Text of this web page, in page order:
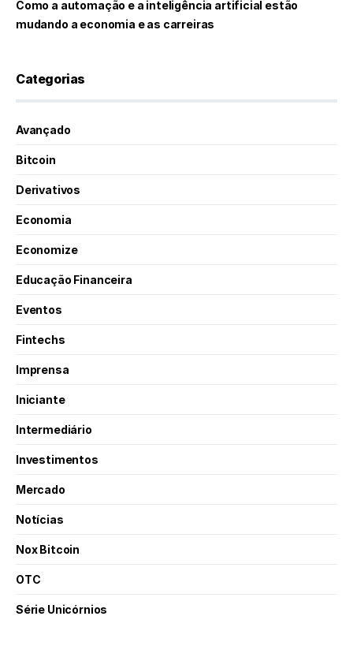
Como a automação e a inteligência artificial estão
mudando a economia e as carreiras
Categorias
Avançado
Bitcoin
Derivativos
Economia
Economize
Educação Financeira
Eventos
Fintechs
Imprensa
Iniciante
Intermediário
Investimentos
Mercado
Notícias
Nox Bitcoin
OTC
Série Unicórnios